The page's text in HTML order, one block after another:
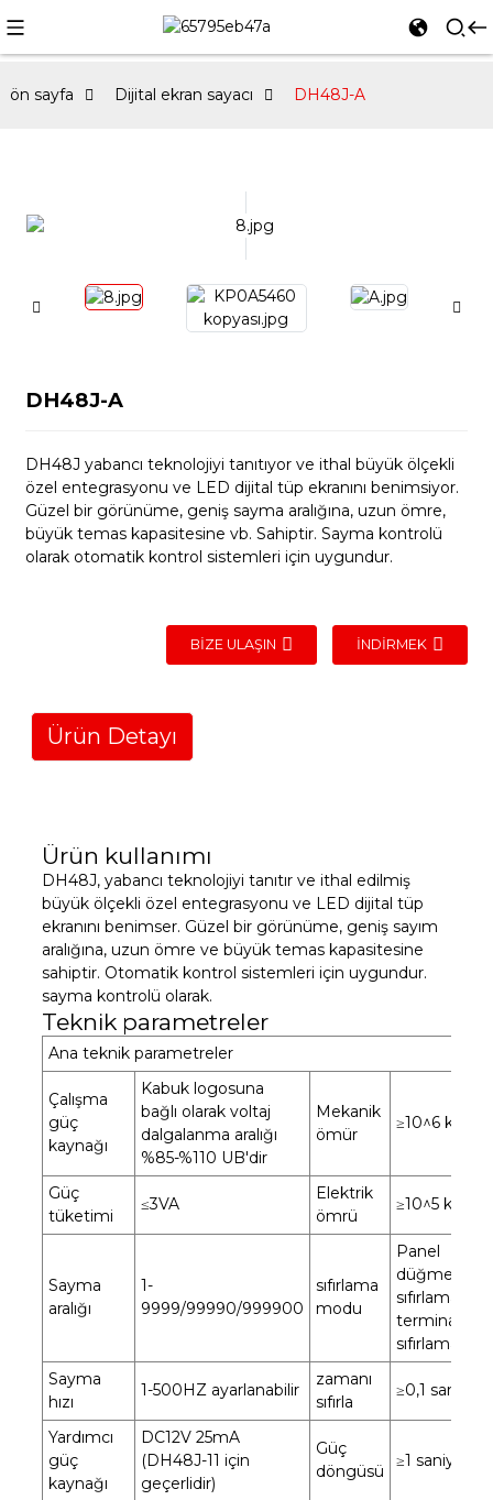
ön sayfa Dijital ekran sayacı DH48J-A
DH48J-A
DH48J yabancı teknolojiyi tanıtıyor ve ithal büyük ölçekli
özel entegrasyonu ve LED dijital tüp ekranını benimsiyor.
Güzel bir görünüme, geniş sayma aralığına, uzun ömre,
büyük temas kapasitesine vb. Sahiptir. Sayma kontrolü
olarak otomatik kontrol sistemleri için uygundur.
BIZE ULAŞIN İNDIRMEK
Ürün Detayı
Ürün kullanımı
DH48J, yabancı teknolojiyi tanıtır ve ithal edilmiş
büyük ölçekli özel entegrasyonu ve LED dijital tüp
ekranını benimser. Güzel bir görünüme, geniş sayım
aralığına, uzun ömre ve büyük temas kapasitesine
sahiptir. Otomatik kontrol sistemleri için uygundur.
sayma kontrolü olarak.
Teknik parametreler
Ana teknik parametreler
Çalışma
güç
kaynağı
Kabuk logosuna
bağlı olarak voltaj
dalgalanma aralığı
%85-%110 UB'dir
Mekanik
ömür
≥10^6 kez
Güç
tüketimi
≤3VA
Elektrik
ömrü
≥10^5 kez
Sayma
aralığı
1-
9999/99990/999900
sıfırlama
modu
Panel
düğmesi
sıfırlama
terminal
sıfırlama
Sayma
hızı
1-500HZ ayarlanabilir
zamanı
sıfırla
≥0,1 saniye
Yardımcı
güç
kaynağı
DC12V 25mA
(DH48J-11 için
geçerlidir)
Güç
döngüsü
≥1 saniye